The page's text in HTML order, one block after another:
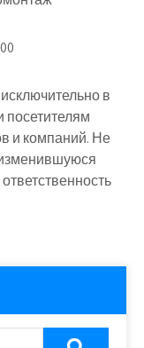
в
и компаний. Не